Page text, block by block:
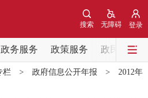
登录
无障碍
搜索
政务服务 政策服务 政民互动
务院信息 中央部委动态
栏> 政府信息公开年报 > 2012年